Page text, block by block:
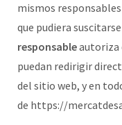
mismos
que pudiera
responsableautoriza
puedan redirigir
del sitio web, y en
de https://